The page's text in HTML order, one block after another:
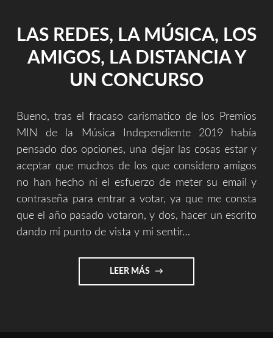
LAS REDES, LA MÚSICA, LOS
AMIGOS, LA DISTANCIA Y
UN CONCURSO
Bueno, tras el fracaso carismatico de los Premios
MIN de la Música Independiente 2019 había
pensado dos opciones, una dejar las cosas estar y
aceptar que muchos de los que considero amigos
no han hecho ni el esfuerzo de meter su email y
contraseña para entrar a votar, ya que me consta
que el año pasado votaron, y dos, hacer un escrito
dando mi punto de vista y mi sentir…
LEER MÁS "LAS
REDES,